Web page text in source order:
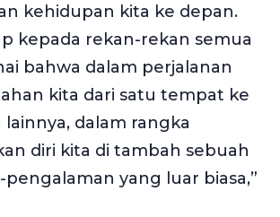
kehidupan kita ke depan.
kepada rekan-rekan semua
bahwa dalam perjalanan
kita dari satu tempat ke
dalam rangka
diri kita di tambah sebuah
yang luar biasa,”